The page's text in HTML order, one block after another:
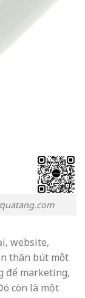
website,
thân bút một
để marketing,
còn là một